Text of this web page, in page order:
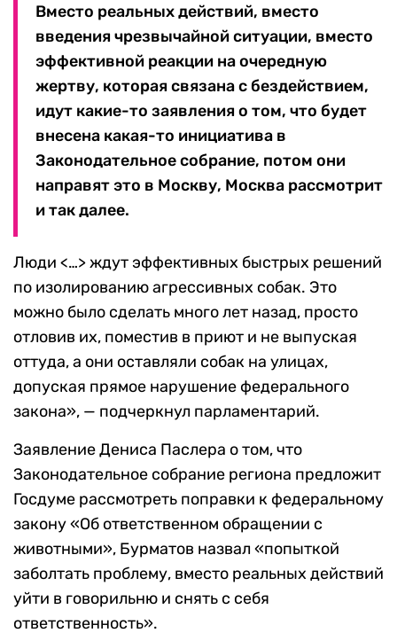
Вместо реальных действий, вместо
введения чрезвычайной ситуации, вместо
эффективной реакции на очередную
жертву, которая связана с бездействием,
идут какие-то заявления о том, что будет
внесена какая-то инициатива в
Законодательное собрание, потом они
направят это в Москву, Москва рассмотрит
и так далее.
Люди <…> ждут эффективных быстрых решений
по изолированию агрессивных собак. Это
можно было сделать много лет назад, просто
отловив их, поместив в приют и не выпуская
оттуда, а они оставляли собак на улицах,
допуская прямое нарушение федерального
закона», — подчеркнул парламентарий.
Заявление Дениса Паслера о том, что
Законодательное собрание региона предложит
Госдуме рассмотреть поправки к федеральному
закону «Об ответственном обращении с
животными», Бурматов назвал «попыткой
заболтать проблему, вместо реальных действий
уйти в говорильню и снять с себя
ответственность».